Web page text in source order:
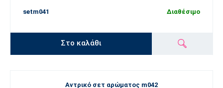
setm041 Διαθέσιμο
Στο καλάθι
Αντρικό σετ αρώματος m042